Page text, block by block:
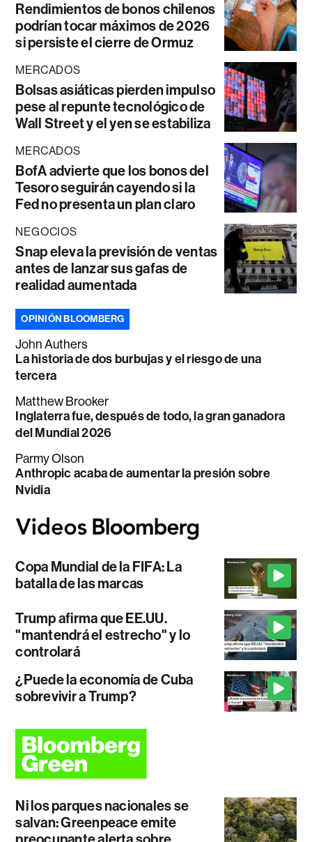
Rendimientos de bonos chilenos
podrían tocar máximos de 2026
si persiste el cierre de Ormuz
MERCADOS
Bolsas asiáticas pierden impulso
pese al repunte tecnológico de
Wall Street y el yen se estabiliza
MERCADOS
BofA advierte que los bonos del
Tesoro seguirán cayendo si la
Fed no presenta un plan claro
NEGOCIOS
Snap eleva la previsión de ventas
antes de lanzar sus gafas de
realidad aumentada
OPINIÓN BLOOMBERG
John Authers
La historia de dos burbujas y el riesgo de una
tercera
Matthew Brooker
Inglaterra fue, después de todo, la gran ganadora
del Mundial 2026
Parmy Olson
Anthropic acaba de aumentar la presión sobre
Nvidia
Copa Mundial de la FIFA: La
batalla de las marcas
Trump afirma que EE.UU.
"mantendrá el estrecho" y lo
controlará
¿Puede la economía de Cuba
sobrevivir a Trump?
Ni los parques nacionales se
salvan: Greenpeace emite